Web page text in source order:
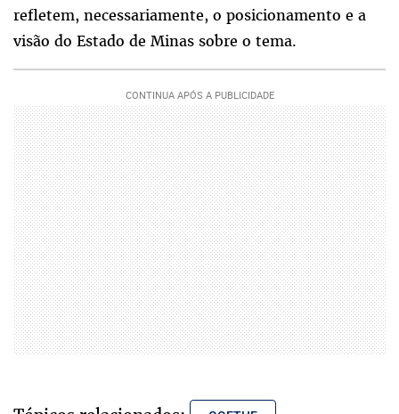
refletem, necessariamente, o posicionamento e a
visão do Estado de Minas sobre o tema.